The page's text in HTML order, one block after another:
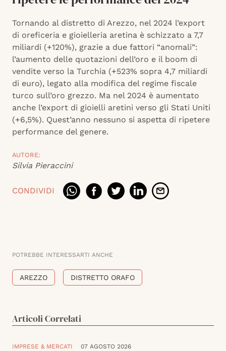
Tornando al distretto di Arezzo, nel 2024 l’export
di oreficeria e gioielleria aretina è schizzato a 7,7
miliardi (+120%), grazie a due fattori “anomali”:
l’aumento delle quotazioni dell’oro e il boom di
vendite verso la Turchia (+523% sopra 4,7 miliardi
di euro), legato alla modifica del regime fiscale
turco sull’oro grezzo. Ma nel 2024 è aumentato
anche l’export di gioielli aretini verso gli Stati Uniti
(+6,5%). Quest’anno nessuno si aspetta di ripetere
performance del genere.
AUTORE:
Silvia Pieraccini
CONDIVIDI
POTREBBE INTERESSARTI ANCHE
AREZZO DISTRETTO ORAFO
Articoli Correlati
IMPRESE & MERCATI 07 AGOSTO 2026